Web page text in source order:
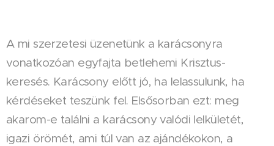
A mi szerzetesi üzenetünk a karácsonyra
vonatkozóan egyfajta betlehemi Krisztus-
keresés. Karácsony előtt jó, ha lelassulunk, ha
kérdéseket teszünk fel. Elsősorban ezt: meg
akarom-e találni a karácsony valódi lelkületét,
igazi örömét, ami túl van az ajándékokon, a